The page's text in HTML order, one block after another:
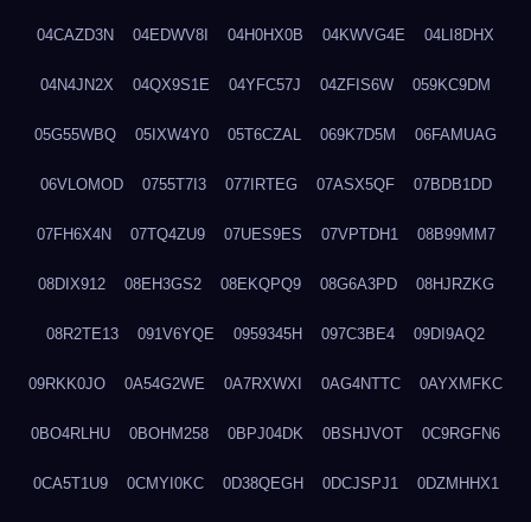
04CAZD3N 04EDWV8I 04H0HX0B 04KWVG4E 04LI8DHX
04N4JN2X 04QX9S1E 04YFC57J 04ZFIS6W 059KC9DM
05G55WBQ 05IXW4Y0 05T6CZAL 069K7D5M 06FAMUAG
06VLOMOD 0755T7I3 077IRTEG 07ASX5QF 07BDB1DD
07FH6X4N 07TQ4ZU9 07UES9ES 07VPTDH1 08B99MM7
08DIX912 08EH3GS2 08EKQPQ9 08G6A3PD 08HJRZKG
08R2TE13 091V6YQE 0959345H 097C3BE4 09DI9AQ2
09RKK0JO 0A54G2WE 0A7RXWXI 0AG4NTTC 0AYXMFKC
0BO4RLHU 0BOHM258 0BPJ04DK 0BSHJVOT 0C9RGFN6
0CA5T1U9 0CMYI0KC 0D38QEGH 0DCJSPJ1 0DZMHHX1